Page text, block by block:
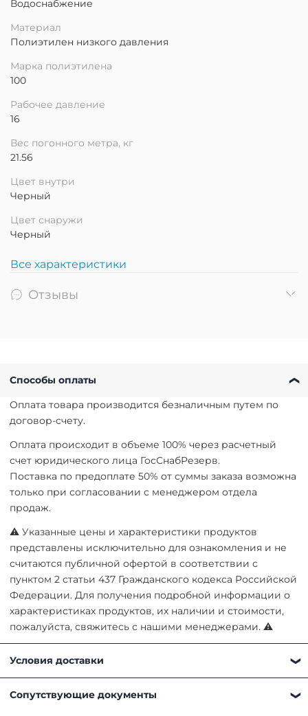
Водоснабжение
Материал
Полиэтилен низкого давления
Марка полиэтилена
100
Рабочее давление
16
Вес погонного метра, кг
21.56
Цвет внутри
Черный
Цвет снаружи
Черный
Все характеристики
Отзывы
Способы оплаты
Оплата товара производится безналичным путем по
договор-счету.
Оплата происходит в объеме 100% через расчетный
счет юридического лица ГосСнабРезерв.
Поставка по предоплате 50% от суммы заказа возможна
только при согласовании с менеджером отдела
продаж.
⚠ Указанные цены и характеристики продуктов
представлены исключительно для ознакомления и не
считаются публичной офертой в соответствии с
пунктом 2 статьи 437 Гражданского кодекса Российской
Федерации. Для получения подробной информации о
характеристиках продуктов, их наличии и стоимости,
пожалуйста, свяжитесь с нашими менеджерами. ⚠
Условия доставки
способом:
Сопутствующие документы